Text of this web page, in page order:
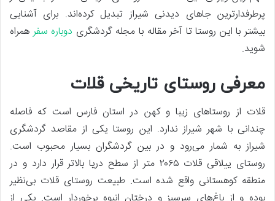
پرطرفدارترین جاهای دیدنی شیراز تبدیل کرده‌اند. برای آشنایی
بیشتر با این روستا تا آخر مقاله با مجله گردشگری دوباره سفرهمراه
شوید.
معرفی روستای تاریخی قلات
قلات از روستاهای زیبا و کهن در استان فارس است که فاصله
چندانی با شهر شیراز ندارد. این روستا یکی از مقاصد گردشگری
شیراز به شمار می‌رود و در بین گردشگران بسیار محبوب است.
روستای ییلاقی قلات ۲۰۶۵ متر از سطح دریا بالاتر قرار دارد و در
منطقه کوهستانی واقع شده است. طبیعت روستای قلات بی‌نظیر